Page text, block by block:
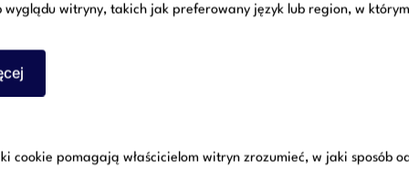
określić,czy i jak
wyglądu witryny, takich jak preferowany język lub region, w
cookie pomagają właścicielom witryn zrozumieć, w jaki sposób